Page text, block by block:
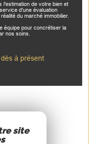
l'estimation de votre bien et
d'une évaluation
du marché immobilier.
équipe pour concrétiser la
nos soins.
à présent
site